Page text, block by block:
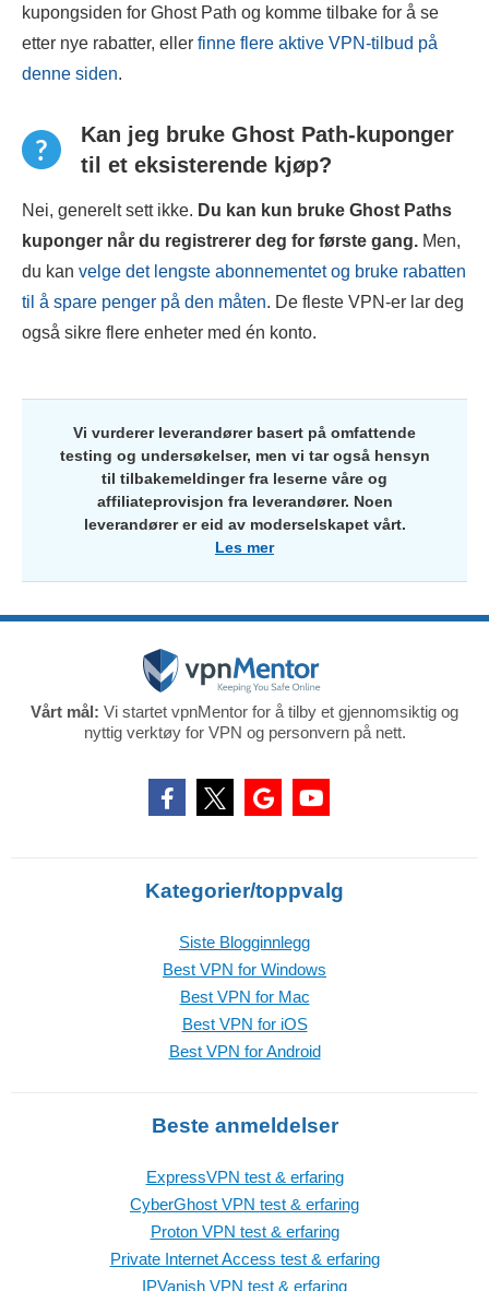
kupongsiden for Ghost Path og komme tilbake for å se
etter nye rabatter, eller finne flere aktive VPN-tilbud på
denne siden.
Kan jeg bruke Ghost Path-kuponger
til et eksisterende kjøp?
Nei, generelt sett ikke. Du kan kun bruke Ghost Paths
kuponger når du registrerer deg for første gang. Men,
du kan velge det lengste abonnementet og bruke rabatten
til å spare penger på den måten. De fleste VPN-er lar deg
også sikre flere enheter med én konto.
Vi vurderer leverandører basert på omfattende
testing og undersøkelser, men vi tar også hensyn
til tilbakemeldinger fra leserne våre og
affiliateprovisjon fra leverandører. Noen
leverandører er eid av moderselskapet vårt.
Les mer
Vårt mål: Vi startet vpnMentor for å tilby et gjennomsiktig og
nyttig verktøy for VPN og personvern på nett.
Kategorier/toppvalg
Siste Blogginnlegg
Best VPN for Windows
Best VPN for Mac
Best VPN for iOS
Best VPN for Android
Beste anmeldelser
ExpressVPN test & erfaring
CyberGhost VPN test & erfaring
Proton VPN test & erfaring
Private Internet Access test & erfaring
IPVanish VPN test & erfaring